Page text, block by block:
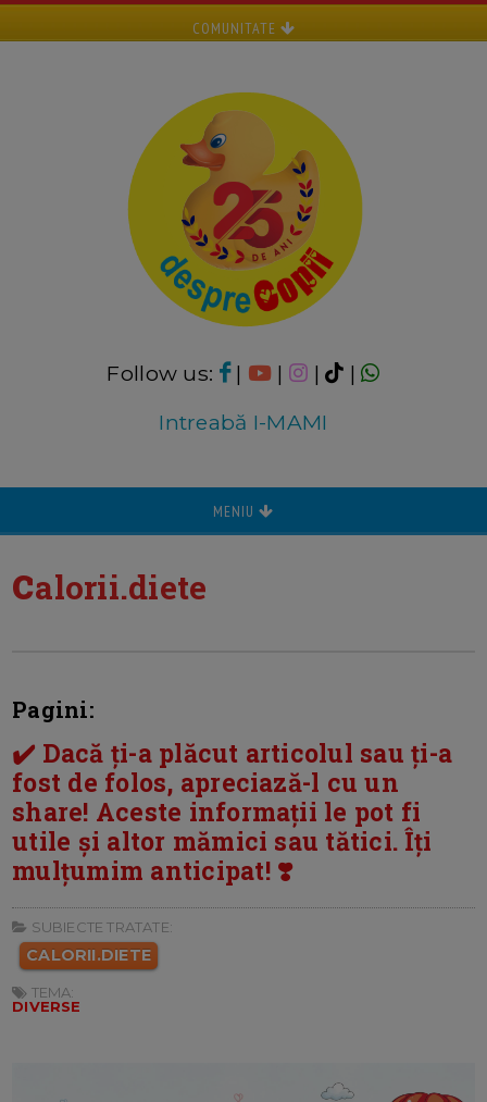
COMUNITATE
Follow us: | | |
|
Intreabă I-MAMI
MENIU
calorii.diete
Pagini:
✔️ Dacă ți-a plăcut articolul sau ți-a
fost de folos, apreciază-l cu un
share! Aceste informații le pot fi
utile și altor mămici sau tătici. Îți
mulțumim anticipat! ❣️
SUBIECTE TRATATE:
CALORII.DIETE
TEMA:
DIVERSE